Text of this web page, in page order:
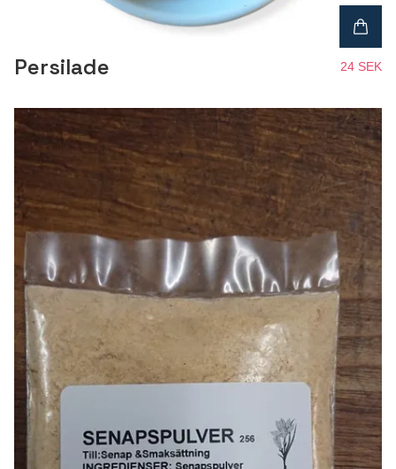
Persilade 24 SEK